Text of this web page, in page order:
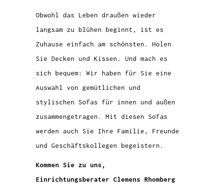
Obwohl das Leben draußen wieder
langsam zu blühen beginnt, ist es
Zuhause einfach am schönsten. Holen
Sie Decken und Kissen. Und mach es
sich bequem: Wir haben für Sie eine
Auswahl von gemütlichen und
stylischen Sofas für innen und außen
zusammengetragen. Mit diesen Sofas
werden auch Sie Ihre Familie, Freunde
und Geschäftskollegen begeistern.
Kommen Sie zu uns,
Einrichtungsberater Clemens Rhomberg